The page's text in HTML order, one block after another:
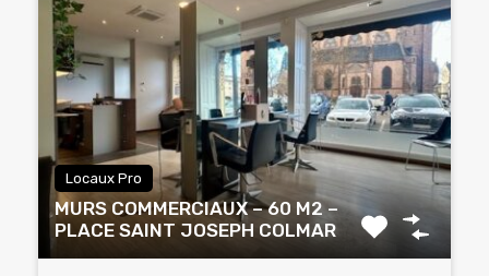
Locaux Pro
MURS COMMERCIAUX – 60 M2 –
PLACE SAINT JOSEPH COLMAR